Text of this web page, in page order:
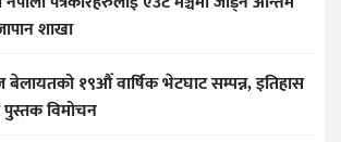
शाखा
बेलायतको १९औँ वार्षिक भेटघाट सम्पन्न, इतिहास
विमोचन